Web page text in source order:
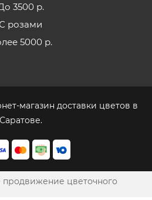
3500 р.
С розами
5000 р.
магазин доставки цветов в
Саратове.
продвижение цветочного